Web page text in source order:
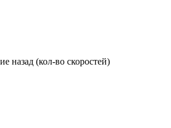
назад (кол-во скоростей)